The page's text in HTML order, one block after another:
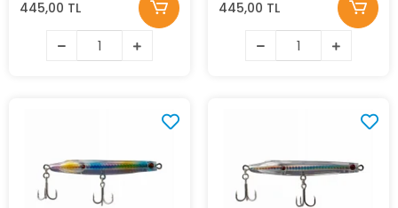
445,00 TL 445,00 TL